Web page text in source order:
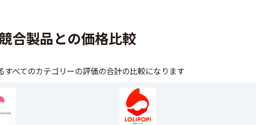
合製品との価格比較
すべてのカテゴリーの評価の合計の比較になります